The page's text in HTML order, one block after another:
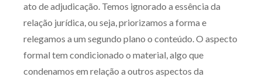
ato de adjudicação. Temos ignorado a essência da
relação jurídica, ou seja, priorizamos a forma e
relegamos a um segundo plano o conteúdo. O aspecto
formal tem condicionado o material, algo que
condenamos em relação a outros aspectos da